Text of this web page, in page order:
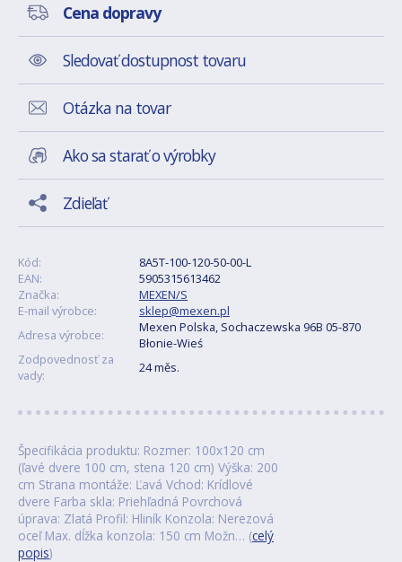
Cena dopravy
Sledovať dostupnost tovaru
Otázka na tovar
Ako sa starať o výrobky
Zdieľať
Kód:
8A5T-100-120-50-00-L
EAN:
5905315613462
Značka:
MEXEN/S
E-mail výrobce:
sklep@mexen.pl
Adresa výrobce:
Mexen Polska, Sochaczewska 96B 05-870
Błonie-Wieś
Zodpovednosť za
vady:
24 měs.
Špecifikácia produktu: Rozmer: 100x120 cm
(ľavé dvere 100 cm, stena 120 cm) Výška: 200
cm Strana montáže: Ľavá Vchod: Krídlové
dvere Farba skla: Priehľadná Povrchová
úprava: Zlatá Profil: Hliník Konzola: Nerezová
oceľ Max. dĺžka konzola: 150 cm Možn… (celý
popis)